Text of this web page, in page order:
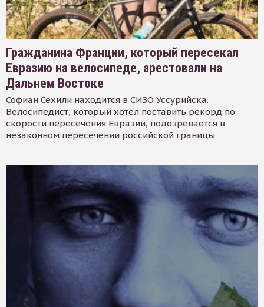
Гражданина Франции, который пересекал
Евразию на велосипеде, арестовали на
Дальнем Востоке
Софиан Сехили находится в СИЗО Уссурийска.
Велосипедист, который хотел поставить рекорд по
скорости пересечения Евразии, подозревается в
незаконном пересечении российской границы